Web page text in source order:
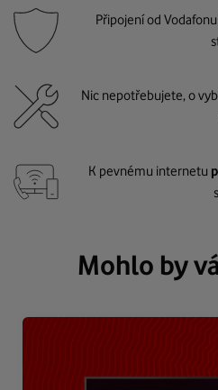
Připojení od
Nic nepotřebujete, o
K pevnému internetu
Mohlo by